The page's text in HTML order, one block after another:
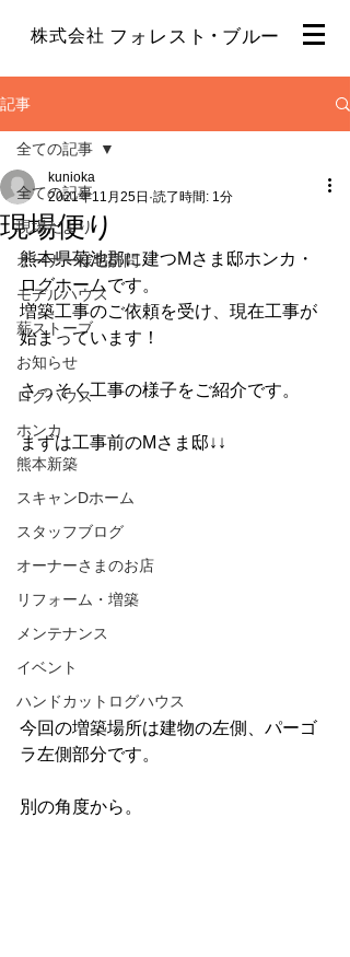
ブルー
株式会社 フォレスト ・
記事
全ての記事
現場だより
オーナー様宅訪問
モデルハウス
薪ストーブ
お知らせ
ログハウス
ホンカ
熊本新築
スキャンDホーム
スタッフブログ
オーナーさまのお店
リフォーム・増築
メンテナンス
イベント
ハンドカットログハウス
全ての記事
現場便り
kunioka
2021年11月25日 読了時間: 1分
熊本県菊池郡に建つMさま邸ホンカ・
ログホームです。
増築工事のご依頼を受け、現在工事が
始まっています！
さっそく工事の様子をご紹介です。
まずは工事前のMさま邸↓↓
今回の増築場所は建物の左側、パーゴ
ラ左側部分です。
別の角度から。